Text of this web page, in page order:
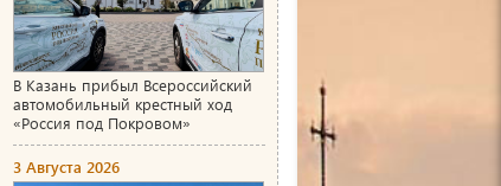
В Казань прибыл Всероссийский
автомобильный крестный ход
«Россия под Покровом»
3 Августа 2026